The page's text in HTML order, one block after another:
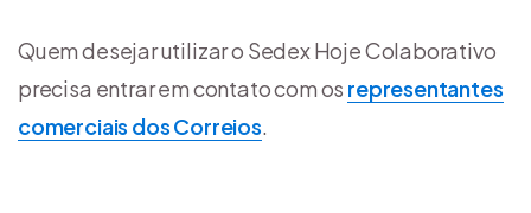
Quem desejar utilizar o Sedex Hoje Colaborativo
precisa entrar em contato com os representantes
comerciais dos Correios.